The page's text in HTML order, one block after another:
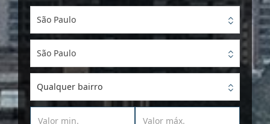
São Paulo
São Paulo
Qualquer bairro